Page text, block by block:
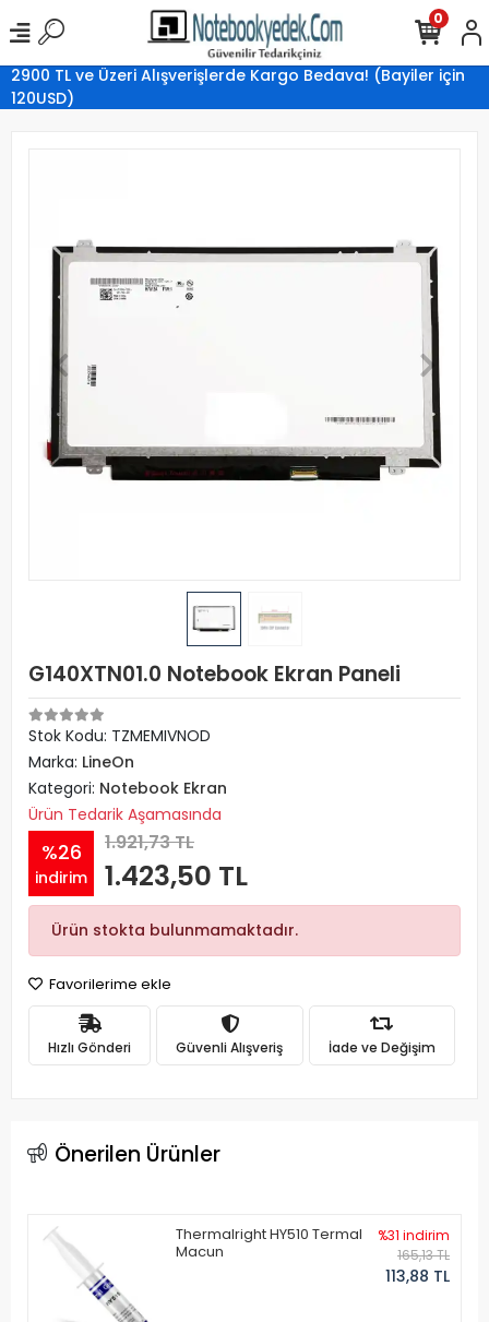
2900 TL ve Üzeri Alışverişlerde Kargo Bedava! (Bayiler için
120USD)
0
G140XTN01.0 Notebook Ekran Paneli
Stok Kodu: TZMEMIVNOD
Marka: LineOn
Kategori: Notebook Ekran
Ürün Tedarik Aşamasında
%26
indirim
1.921,73 TL
1.423,50 TL
Ürün stokta bulunmamaktadır.
Favorilerime ekle
Hızlı Gönderi Güvenli Alışveriş İade ve Değişim
Önerilen Ürünler
Thermalright HY510 Termal
Macun
%31 indirim
165,13 TL
113,88 TL